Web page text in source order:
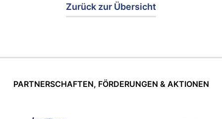
Zurück zur Übersicht
PARTNERSCHAFTEN, FÖRDERUNGEN & AKTIONEN